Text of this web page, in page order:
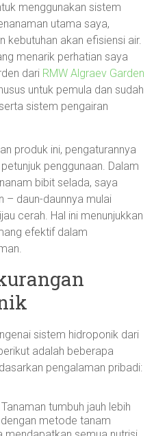
menggunakan sistem
utama saya,
kebutuhan akan efisiensi air.
menarik perhatian saya
dari RMW Algraev Garden
untuk pemula dan sudah
sistem pengairan
produk ini, pengaturannya
penggunaan. Dalam
bibit selada, saya
– daun-daunnya mulai
cerah. Hal ini menunjukkan
efektif dalam
sistem hidroponik dari
adalah beberapa
pengalaman pribadi:
Tanaman tumbuh jauh lebih
metode tanam